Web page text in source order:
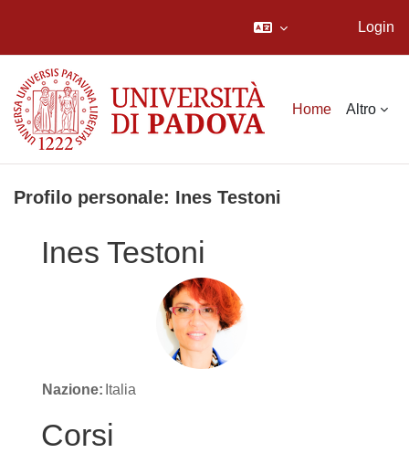
Login
Home Altro
Profilo personale: Ines Testoni
Ines Testoni
Nazione: Italia
Corsi